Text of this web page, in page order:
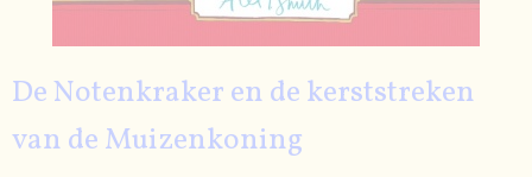
De Notenkraker en de kerststreken
van de Muizenkoning